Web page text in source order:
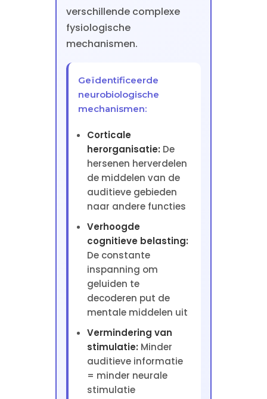
verschillende complexe
fysiologische
mechanismen.
Geïdentificeerde
neurobiologische
mechanismen:
Corticale
herorganisatie: De
hersenen herverdelen
de middelen van de
auditieve gebieden
naar andere functies
Verhoogde
cognitieve belasting:
De constante
inspanning om
geluiden te
decoderen put de
mentale middelen uit
Vermindering van
stimulatie: Minder
auditieve informatie
= minder neurale
stimulatie